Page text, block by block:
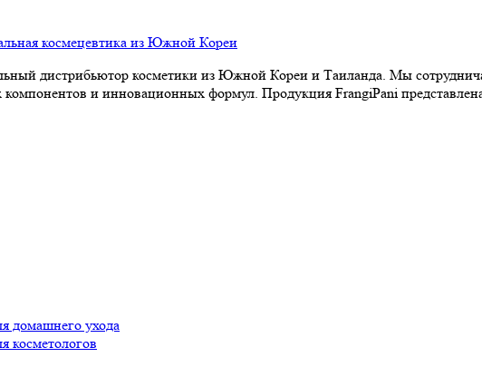
дистрибьютор косметики из Южной Кореи и Таиланда. Мы
компонентов и инновационных формул. Продукция FrangiPani
домашнего ухода
косметологов